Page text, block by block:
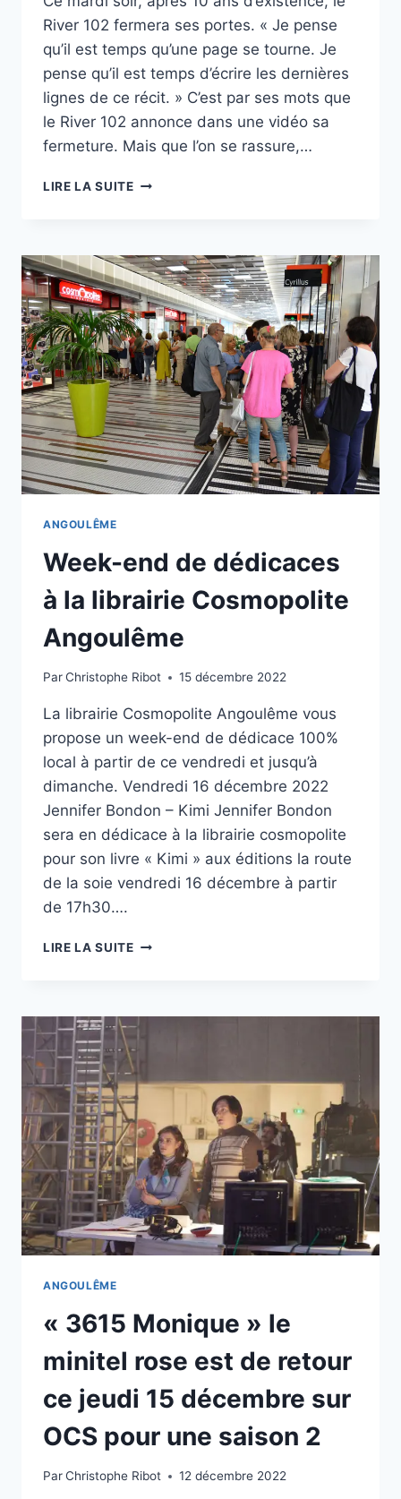
River 102 fermera ses portes. « Je pense
qu’il est temps qu’une page se tourne. Je
pense qu’il est temps d’écrire les dernières
lignes de ce récit. » C’est par ses mots que
le River 102 annonce dans une vidéo sa
fermeture. Mais que l’on se rassure,…
LIRE LA SUITELE
ET
MET
EN
VENTE
MATÉRIEL
ET
DÉCO
ANGOULÊME
Week-end de dédicaces
à la librairie Cosmopolite
Angoulême
ParChristophe Ribot 15 décembre 2022
La librairie Cosmopolite Angoulême vous
propose un week-end de dédicace 100%
local à partir de ce vendredi et jusqu’à
dimanche. Vendredi 16 décembre 2022
Jennifer Bondon – Kimi Jennifer Bondon
sera en dédicace à la librairie cosmopolite
pour son livre « Kimi » aux éditions la route
de la soie vendredi 16 décembre à partir
de 17h30….
LIRE LA SUITEWEEK-
À
COSMOPOLITE
ANGOULÊME
ANGOULÊME
« 3615 Monique » le
minitel rose est de retour
ce jeudi 15 décembre sur
OCS pour une saison 2
ParChristophe Ribot 12 décembre 2022